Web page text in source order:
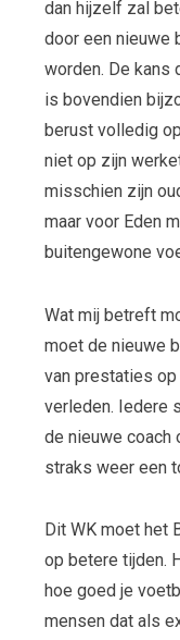
dan hijzelf zal
door een nieuwe
worden. De kans
is bovendien
berust volledig
niet op zijn
misschien zijn
maar voor Eden
buitengewone
Wat mij betreft
moet de nieuwe
van prestaties
verleden. Iedere
de nieuwe coach
straks weer een
Dit WK moet het
op betere tijden.
hoe goed je
mensen dat als